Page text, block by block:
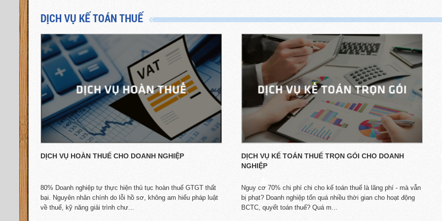
Chi nhánh Bắc Giang : Đường Trần Nguyên Hãn
- P.Thọ Xương - TP.Bắc Giang
Chi nhánh Thái Nguyên
: Đường Chu Văn An,
P.Hoàng Văn Thụ, TP.Thái Nguyên
Chi nhánh Bắc Ninh 2: Đường Lê Phụng Hiểu -
P. Đông Ngàn - Thị xã Từ Sơn - Bắc Ninh
Chi nhánh Hải Phòng: Đường Lạch Tray, P.
Đằng Giang, Q. Ngô Quyền - TP. Hải Phòng
Chi nhánh Vĩnh Phúc : Đường Chu Văn An, TP
Vĩnh Yên, tỉnh Vĩnh Phúc
Chi nhánh Quảng Ninh: Đường Nguyễn Văn Cừ,
TP Hạ Long, Quảng Ninh
DỊCH VỤ KẾ TOÁN THUẾ
DỊCH VỤ HOÀN THUẾ CHO DOANH NGHIỆP
80% Doanh nghiệp tự thực hiện thủ tục hoàn thuế GTGT thất
bại. Nguyên nhân chính do lỗi hồ sơ, không am hiểu pháp luật
về thuế, kỹ năng giải trình chư...
DỊCH VỤ KẾ TOÁN THUẾ TRỌN GÓI CHO DOANH
NGHIỆP
Nguy cơ 70% chi phí chi cho kế toán thuế là lãng phí - mà vẫn
bị phạt? Doanh nghiệp tốn quá nhiều thời gian cho hoạt động
BCTC, quyết toán thuế? Quá m...